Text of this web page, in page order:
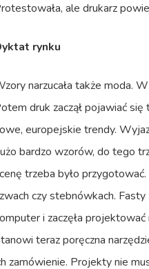
ale drukarz
rynku
narzucała także moda.
druk zaczął pojawiać
europejskie trendy.
bardzo wzorów, do tego
trzeba było
czy stebnówkach.
i zaczęła
teraz poręczna
zamówienie. Projekty nie